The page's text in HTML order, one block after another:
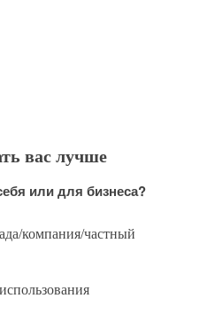
вас лучше
или для бизнеса?
компания/частный